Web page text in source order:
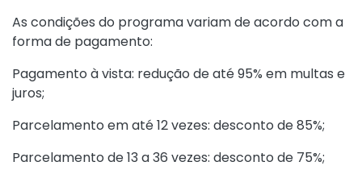
As condições do programa variam de acordo com a
forma de pagamento:
Pagamento à vista: redução de até 95% em multas e
juros;
Parcelamento em até 12 vezes: desconto de 85%;
Parcelamento de 13 a 36 vezes: desconto de 75%;